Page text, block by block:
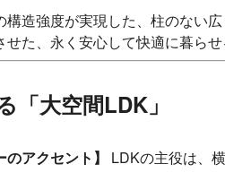
造強度が実現した、柱のない
た、永く安心して快適に暮らせ
大空間LDK」
アクセント】
LDKの主役は、